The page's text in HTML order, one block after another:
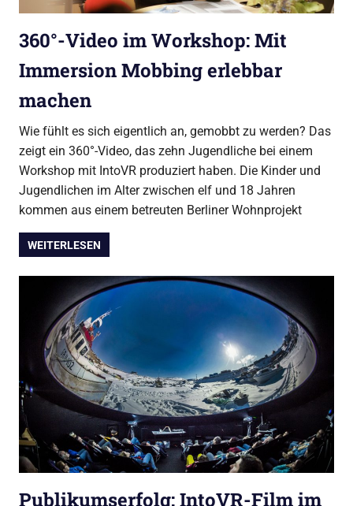
360°-Video im Workshop: Mit
Immersion Mobbing erlebbar
machen
Wie fühlt es sich eigentlich an, gemobbt zu werden? Das
zeigt ein 360°-Video, das zehn Jugendliche bei einem
Workshop mit IntoVR produziert haben. Die Kinder und
Jugendlichen im Alter zwischen elf und 18 Jahren
kommen aus einem betreuten Berliner Wohnprojekt
WEITERLESEN
Publikumserfolg: IntoVR-Film im